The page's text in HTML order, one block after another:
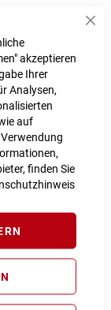
akzeptieren
Ihrer
Analysen,
auf
finden Sie